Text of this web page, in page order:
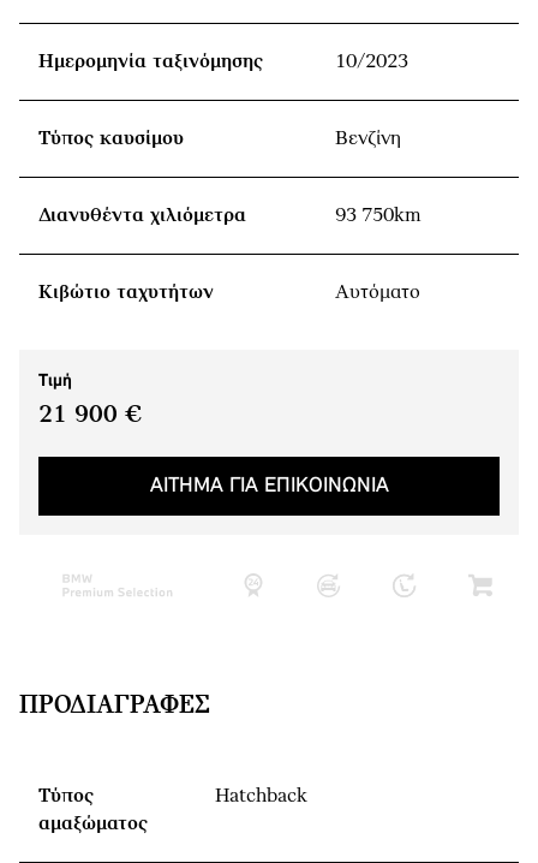
Ημερομηνία ταξινόμησης 10/2023
Τύπος καυσίμου Βενζίνη
Διανυθέντα χιλιόμετρα 93 750km
Κιβώτιο ταχυτήτων Αυτόματο
Τιμή
21 900 €
ΑΙΤΗΜΑ ΓΙΑ ΕΠΙΚΟΙΝΩΝΙΑ
ΠΡΟΔΙΑΓΡΑΦΈΣ
Τύπος
αμαξώματος
Hatchback